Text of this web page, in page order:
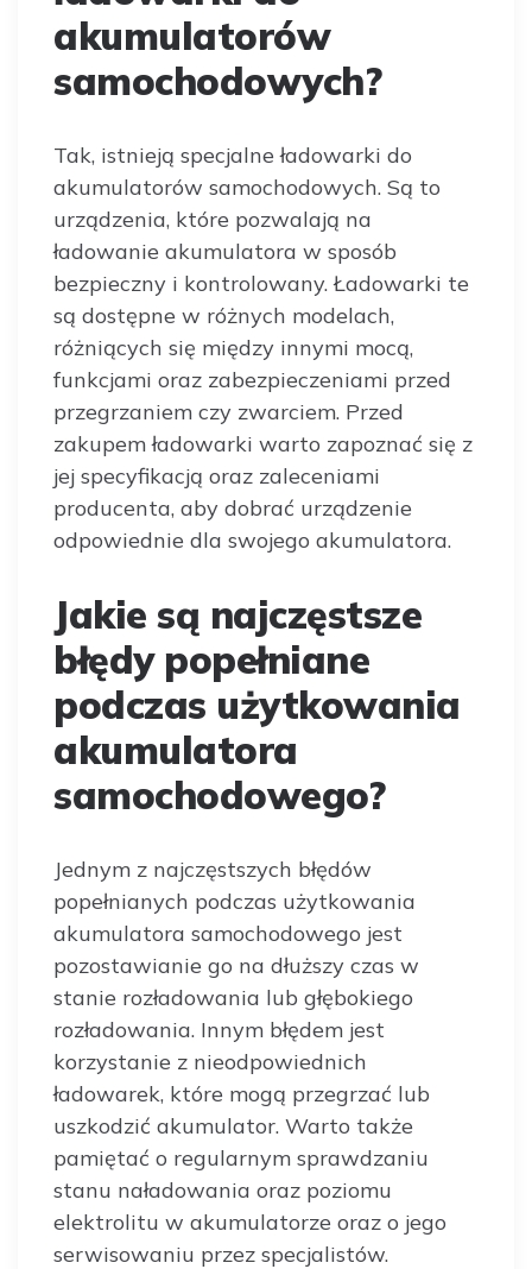
akumulatorów
samochodowych?
Tak, istnieją specjalne ładowarki do
akumulatorów samochodowych. Są to
urządzenia, które pozwalają na
ładowanie akumulatora w sposób
bezpieczny i kontrolowany. Ładowarki te
są dostępne w różnych modelach,
różniących się między innymi mocą,
funkcjami oraz zabezpieczeniami przed
przegrzaniem czy zwarciem. Przed
zakupem ładowarki warto zapoznać się z
jej specyfikacją oraz zaleceniami
producenta, aby dobrać urządzenie
odpowiednie dla swojego akumulatora.
Jakie są najczęstsze
błędy popełniane
podczas użytkowania
akumulatora
samochodowego?
Jednym z najczęstszych błędów
popełnianych podczas użytkowania
akumulatora samochodowego jest
pozostawianie go na dłuższy czas w
stanie rozładowania lub głębokiego
rozładowania. Innym błędem jest
korzystanie z nieodpowiednich
ładowarek, które mogą przegrzać lub
uszkodzić akumulator. Warto także
pamiętać o regularnym sprawdzaniu
stanu naładowania oraz poziomu
elektrolitu w akumulatorze oraz o jego
serwisowaniu przez specjalistów.